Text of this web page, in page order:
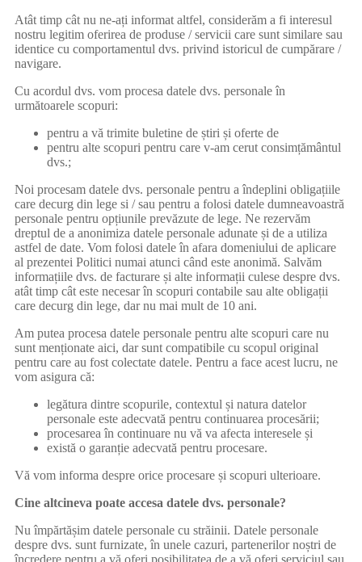
Atât timp cât nu ne-ați informat altfel, considerăm a fi interesul
nostru legitim oferirea de produse / servicii care sunt similare sau
identice cu comportamentul dvs. privind istoricul de cumpărare /
navigare.
Cu acordul dvs. vom procesa datele dvs. personale în
următoarele scopuri:
pentru a vă trimite buletine de știri și oferte de
pentru alte scopuri pentru care v-am cerut consimțământul
dvs.;
Noi procesam datele dvs. personale pentru a îndeplini obligațiile
care decurg din lege si / sau pentru a folosi datele dumneavoastră
personale pentru opțiunile prevăzute de lege. Ne rezervăm
dreptul de a anonimiza datele personale adunate și de a utiliza
astfel de date. Vom folosi datele în afara domeniului de aplicare
al prezentei Politici numai atunci când este anonimă. Salvăm
informațiile dvs. de facturare și alte informații culese despre dvs.
atât timp cât este necesar în scopuri contabile sau alte obligații
care decurg din lege, dar nu mai mult de 10 ani.
Am putea procesa datele personale pentru alte scopuri care nu
sunt menționate aici, dar sunt compatibile cu scopul original
pentru care au fost colectate datele. Pentru a face acest lucru, ne
vom asigura că:
legătura dintre scopurile, contextul și natura datelor
personale este adecvată pentru continuarea procesării;
procesarea în continuare nu vă va afecta interesele și
există o garanție adecvată pentru procesare.
Vă vom informa despre orice procesare și scopuri ulterioare.
Cine altcineva poate accesa datele dvs. personale?
Nu împărtășim datele personale cu străinii. Datele personale
despre dvs. sunt furnizate, în unele cazuri, partenerilor noștri de
încredere pentru a vă oferi posibilitatea de a vă oferi serviciul sau